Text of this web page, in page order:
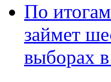
По
займет
выборах